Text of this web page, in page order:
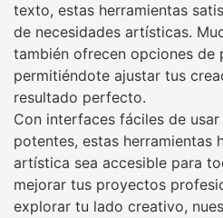
texto, estas herramientas
de necesidades artísticas.
también ofrecen opciones de
permitiéndote ajustar tus
resultado perfecto.
Con interfaces fáciles de
potentes, estas herramientas
artística sea accesible para
mejorar tus proyectos
explorar tu lado creativo,